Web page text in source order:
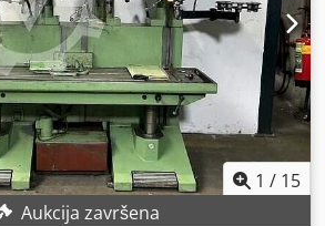
1 / 15
Aukcija završena